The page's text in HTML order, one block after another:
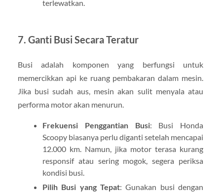
terlewatkan.
7. Ganti Busi Secara Teratur
Busi adalah komponen yang berfungsi untuk
memercikkan api ke ruang pembakaran dalam mesin.
Jika busi sudah aus, mesin akan sulit menyala atau
performa motor akan menurun.
Frekuensi Penggantian Busi: Busi Honda
Scoopy biasanya perlu diganti setelah mencapai
12.000 km. Namun, jika motor terasa kurang
responsif atau sering mogok, segera periksa
kondisi busi.
Pilih Busi yang Tepat: Gunakan busi dengan